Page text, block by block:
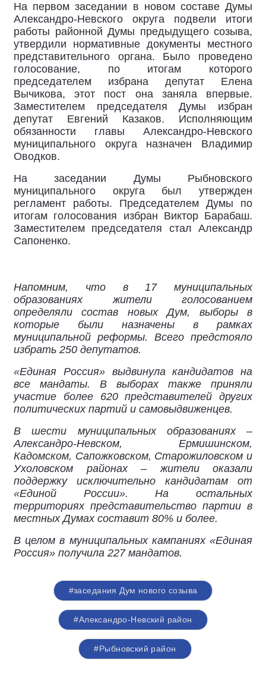
На первом заседании в новом составе Думы
Александро-Невского округа подвели итоги
работы районной Думы предыдущего созыва,
утвердили нормативные документы местного
представительного органа. Было проведено
голосование, по итогам которого
председателем избрана депутат Елена
Вычикова, этот пост она заняла впервые.
Заместителем председателя Думы избран
депутат Евгений Казаков. Исполняющим
обязанности главы Александро-Невского
муниципального округа назначен Владимир
Оводков.
На заседании Думы Рыбновского
муниципального округа был утвержден
регламент работы. Председателем Думы по
итогам голосования избран Виктор Барабаш.
Заместителем председателя стал Александр
Сапоненко.
Напомним, что в 17 муниципальных
образованиях жители голосованием
определяли состав новых Дум, выборы в
которые были назначены в рамках
муниципальной реформы. Всего предстояло
избрать 250 депутатов.
«Единая Россия» выдвинула кандидатов на
все мандаты. В выборах также приняли
участие более 620 представителей других
политических партий и самовыдвиженцев.
В шести муниципальных образованиях –
Александро-Невском, Ермишинском,
Кадомском, Сапожковском, Старожиловском и
Ухоловском районах – жители оказали
поддержку исключительно кандидатам от
«Единой России». На остальных
территориях представительство партии в
местных Думах составит 80% и более.
В целом в муниципальных кампаниях «Единая
Россия» получила 227 мандатов.
#заседания Дум нового созыва
#Александро-Невский район
#Рыбновский район